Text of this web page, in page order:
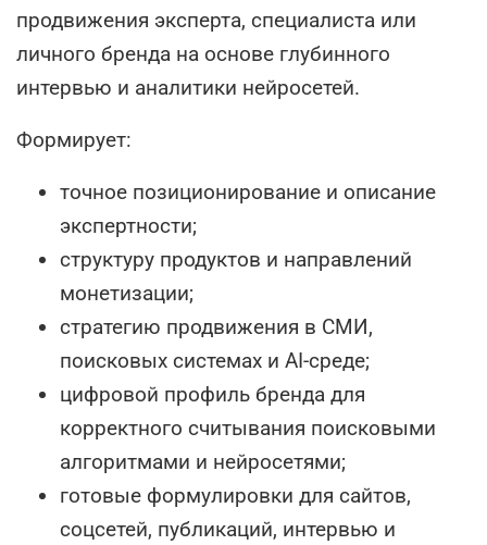
продвижения эксперта, специалиста или
личного бренда на основе глубинного
интервью и аналитики нейросетей.
Формирует:
точное позиционирование и описание
экспертности;
структуру продуктов и направлений
монетизации;
стратегию продвижения в СМИ,
поисковых системах и AI-среде;
цифровой профиль бренда для
корректного считывания поисковыми
алгоритмами и нейросетями;
готовые формулировки для сайтов,
соцсетей, публикаций, интервью и